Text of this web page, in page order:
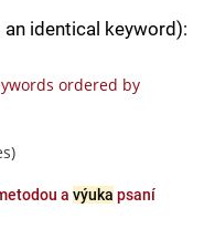
identical keyword):
ordered by
a výuka psaní